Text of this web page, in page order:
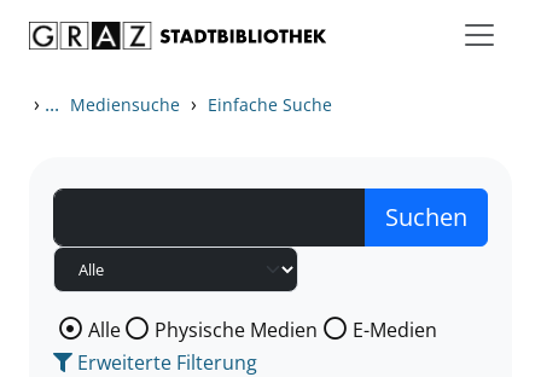
› ... Mediensuche › Einfache Suche
Wählen Sie die Medienart nach der Sie suchen wollen.
Alle Physische Medien
E-Medien
Erweiterte Filterung